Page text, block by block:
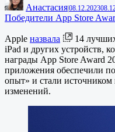
Анастасия08.12.2023
Победители App Store
Apple назвала
14
iPad и других устройств,
награды App Store Award
приложения обеспечили
опыт» и стали источником
изменений.